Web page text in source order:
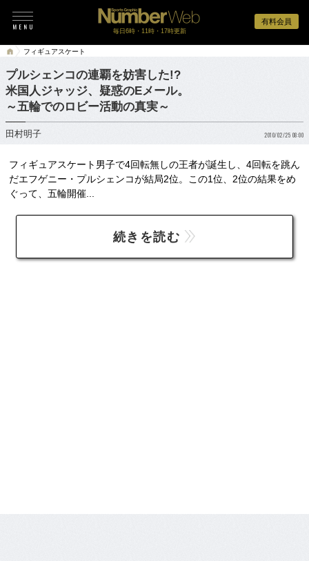
有料会員
毎日6時・11時・17時更新
フィギュアスケート
プルシェンコの連覇を妨害した!?
米国人ジャッジ、疑惑のEメール。
～五輪でのロビー活動の真実～
田村明子 2010/02/25 08:00
フィギュアスケート男子で4回転無しの王者が誕生し、4回転を跳ん
だエフゲニー・プルシェンコが結局2位。この1位、2位の結果をめ
ぐって、五輪開催...
続きを読む